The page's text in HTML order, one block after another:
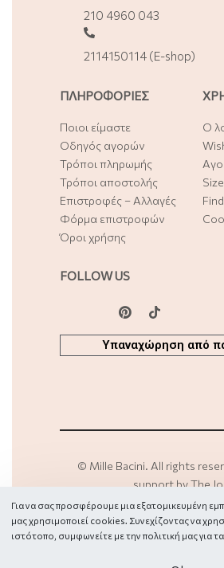
210 4960 043
2114150114 (E-shop)
ΠΛΗΡΟΦΟΡΙΕΣ
Ποιοι είμαστε
Οδηγός αγορών
Τρόποι πληρωμής
Τρόποι αποστολής
Επιστροφές – Αλλαγές
Φόρμα επιστροφών
Όροι χρήσης
Ο
FOLLOW US
Υπαναχώρηση από
© Mille Bacini. All rights
support byThe
Για να σας προσφέρουμε μια εξατομικευμένη
μας χρησιμοποιεί cookies. Συνεχίζοντας να
ιστότοπο, συμφωνείτε με την πολιτική μας για τα